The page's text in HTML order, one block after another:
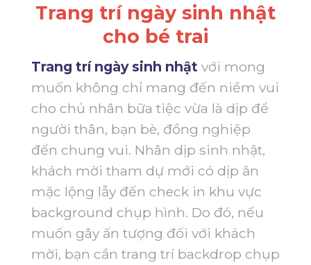
Trang trí ngày sinh nhật
cho bé trai
Trang trí ngày sinh nhật với mong
muốn không chỉ mang đến niềm vui
cho chủ nhân bữa tiệc vừa là dịp để
người thân, bạn bè, đồng nghiệp
đến chung vui. Nhân dịp sinh nhật,
khách mời tham dự mới có dịp ăn
mặc lộng lẫy đến check in khu vực
background chụp hình. Do đó, nếu
muốn gây ấn tượng đối với khách
mời, bạn cần trang trí backdrop chụp